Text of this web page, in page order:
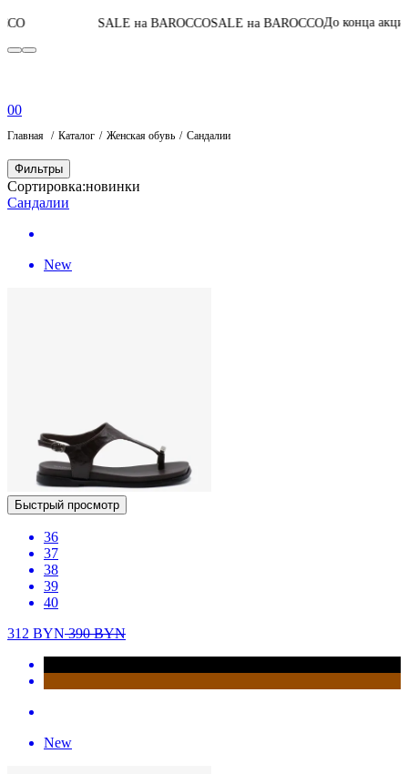
SALE на BAROCCOSALE на BAROCCOДо конца акции06:11:13
00
Главная Каталог Женская обувь Сандалии
Фильтры
Сортировка:новинки
Сандалии
New
Быстрый просмотр
36
37
38
39
40
312 BYN390BYN
New